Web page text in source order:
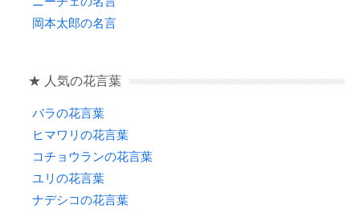
岡本太郎の名言
★ 人気の花言葉
バラの花言葉
ヒマワリの花言葉
コチョウランの花言葉
ユリの花言葉
ナデシコの花言葉